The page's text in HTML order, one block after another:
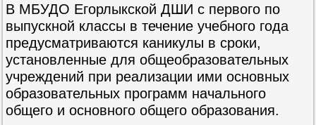
В МБУДО Егорлыкской ДШИ с первого по
выпускной классы в тече­ние учебного года
предусматриваются каникулы в сроки,
установленные для общеобразовательных
учреждений при реализации ими основных
образовательных программ начального
общего и основного об­щего образования.